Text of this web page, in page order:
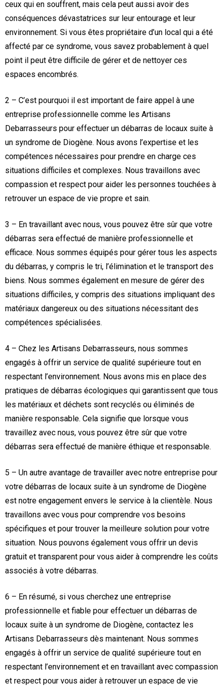
ceux qui en souffrent, mais cela peut aussi avoir des
conséquences dévastatrices sur leur entourage et leur
environnement. Si vous êtes propriétaire d’un local qui a été
affecté par ce syndrome, vous savez probablement à quel
point il peut être difficile de gérer et de nettoyer ces
espaces encombrés.
2 – C’est pourquoi il est important de faire appel à une
entreprise professionnelle comme les Artisans
Debarrasseurs pour effectuer un débarras de locaux suite à
un syndrome de Diogène. Nous avons l’expertise et les
compétences nécessaires pour prendre en charge ces
situations difficiles et complexes. Nous travaillons avec
compassion et respect pour aider les personnes touchées à
retrouver un espace de vie propre et sain.
3 – En travaillant avec nous, vous pouvez être sûr que votre
débarras sera effectué de manière professionnelle et
efficace. Nous sommes équipés pour gérer tous les aspects
du débarras, y compris le tri, l’élimination et le transport des
biens. Nous sommes également en mesure de gérer des
situations difficiles, y compris des situations impliquant des
matériaux dangereux ou des situations nécessitant des
compétences spécialisées.
4 – Chez les Artisans Debarrasseurs, nous sommes
engagés à offrir un service de qualité supérieure tout en
respectant l’environnement. Nous avons mis en place des
pratiques de débarras écologiques qui garantissent que tous
les matériaux et déchets sont recyclés ou éliminés de
manière responsable. Cela signifie que lorsque vous
travaillez avec nous, vous pouvez être sûr que votre
débarras sera effectué de manière éthique et responsable.
5 – Un autre avantage de travailler avec notre entreprise pour
votre débarras de locaux suite à un syndrome de Diogène
est notre engagement envers le service à la clientèle. Nous
travaillons avec vous pour comprendre vos besoins
spécifiques et pour trouver la meilleure solution pour votre
situation. Nous pouvons également vous offrir un devis
gratuit et transparent pour vous aider à comprendre les coûts
associés à votre débarras.
6 – En résumé, si vous cherchez une entreprise
professionnelle et fiable pour effectuer un débarras de
locaux suite à un syndrome de Diogène, contactez les
Artisans Debarrasseurs dès maintenant. Nous sommes
engagés à offrir un service de qualité supérieure tout en
respectant l’environnement et en travaillant avec compassion
et respect pour vous aider à retrouver un espace de vie